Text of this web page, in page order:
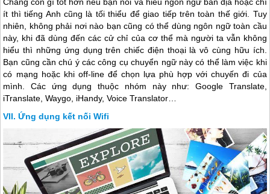
ít thì tiếng Anh cũng là tối thiểu để giao tiếp trên toàn thế giới. Tuy
nhiên, không phải nơi nào bạn cũng có thể dùng ngôn ngữ toàn cầu
này, khi đã dùng đến các cử chỉ của cơ thể mà người ta vẫn không
hiểu thì những ứng dụng trên chiếc điện thoại là vô cùng hữu ích.
Bạn cũng cần chú ý các công cụ chuyển ngữ này có thể làm việc khi
có mạng hoặc khi off-line để chọn lựa phù hợp với chuyến đi của
mình. Các ứng dụng thuộc nhóm này như: Google Translate,
iTranslate, Waygo, iHandy, Voice Translator…
Ứng dụng kết nối Wifi